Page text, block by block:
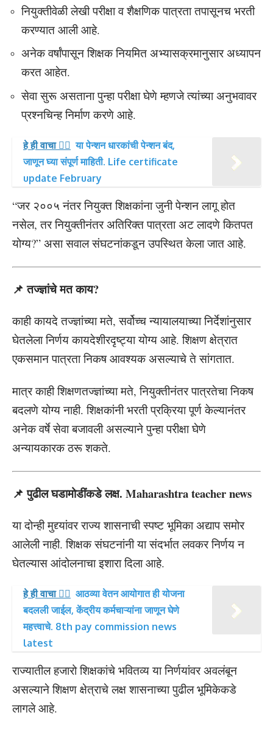
नियुक्तीवेळी लेखी परीक्षा व शैक्षणिक पात्रता तपासूनच भरती
करण्यात आली आहे.
अनेक वर्षांपासून शिक्षक नियमित अभ्यासक्रमानुसार अध्यापन
करत आहेत.
सेवा सुरू असताना पुन्हा परीक्षा घेणे म्हणजे त्यांच्या अनुभवावर
प्रश्नचिन्ह निर्माण करणे आहे.
हे ही वाचा 👉🏻 या पेन्शन धारकांची पेन्शन बंद,
जाणून घ्या संपूर्ण माहिती. Life certificate
update February
“जर २००५ नंतर नियुक्त शिक्षकांना जुनी पेन्शन लागू होत
नसेल, तर नियुक्तीनंतर अतिरिक्त पात्रता अट लादणे कितपत
योग्य?” असा सवाल संघटनांकडून उपस्थित केला जात आहे.
📌तज्ज्ञांचे मत काय?
काही कायदे तज्ज्ञांच्या मते, सर्वोच्च न्यायालयाच्या निर्देशांनुसार
घेतलेला निर्णय कायदेशीरदृष्ट्या योग्य आहे. शिक्षण क्षेत्रात
एकसमान पात्रता निकष आवश्यक असल्याचे ते सांगतात.
मात्र काही शिक्षणतज्ज्ञांच्या मते, नियुक्तीनंतर पात्रतेचा निकष
बदलणे योग्य नाही. शिक्षकांनी भरती प्रक्रिया पूर्ण केल्यानंतर
अनेक वर्षे सेवा बजावली असल्याने पुन्हा परीक्षा घेणे
अन्यायकारक ठरू शकते.
📌पुढील घडामोडींकडे लक्ष. Maharashtra teacher news
या दोन्ही मुद्द्यांवर राज्य शासनाची स्पष्ट भूमिका अद्याप समोर
आलेली नाही. शिक्षक संघटनांनी या संदर्भात लवकर निर्णय न
घेतल्यास आंदोलनाचा इशारा दिला आहे.
हे ही वाचा 👉🏻 आठव्या वेतन आयोगात ही योजना
बदलली जाईल, केंद्रीय कर्मचाऱ्यांना जाणून घेणे
महत्त्वाचे. 8th pay commission news
latest
राज्यातील हजारो शिक्षकांचे भवितव्य या निर्णयांवर अवलंबून
असल्याने शिक्षण क्षेत्राचे लक्ष शासनाच्या पुढील भूमिकेकडे
लागले आहे.